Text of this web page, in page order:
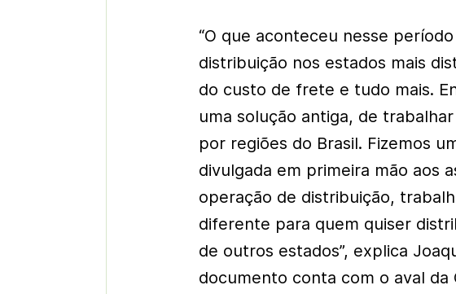
“O que aconteceu nesse
distribuição nos estados mais
do custo de frete e tudo mais.
uma solução antiga, de
por regiões do Brasil. Fizemos
divulgada em primeira mão aos
operação de distribuição,
diferente para quem quiser
de outros estados”, explica
documento conta com o aval da